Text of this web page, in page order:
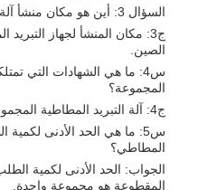
السؤال 3: أين هو مكان منشأ آلة التبريد المطاطية؟
ج3: مكان المنشأ لجهاز
الصين.
س4: ما هي الشهادات التي
المجموعة؟
ج4: آلة التبريد المطاطية المجموعة لديها شهادات CE، ISO، SGS.
س5: ما هي الحد الأدنى
المطاطي؟
الجواب: الحد الأدنى لكمية
المقطوعة هو مجموعة واحدة.